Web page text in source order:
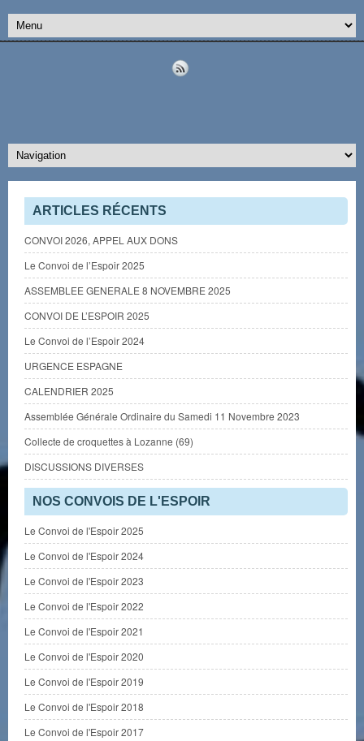
ARTICLES RÉCENTS
CONVOI 2026, APPEL AUX DONS
Le Convoi de l’Espoir 2025
ASSEMBLEE GENERALE 8 NOVEMBRE 2025
CONVOI DE L’ESPOIR 2025
Le Convoi de l’Espoir 2024
URGENCE ESPAGNE
CALENDRIER 2025
Assemblée Générale Ordinaire du Samedi 11 Novembre 2023
Collecte de croquettes à Lozanne (69)
DISCUSSIONS DIVERSES
NOS CONVOIS DE L'ESPOIR
Le Convoi de l'Espoir 2025
Le Convoi de l'Espoir 2024
Le Convoi de l'Espoir 2023
Le Convoi de l'Espoir 2022
Le Convoi de l'Espoir 2021
Le Convoi de l'Espoir 2020
Le Convoi de l'Espoir 2019
Le Convoi de l'Espoir 2018
Le Convoi de l'Espoir 2017